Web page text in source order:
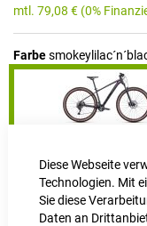
Diese Webseite
Technologien. Mit
Sie diese
Daten an
mtl. 79,08 € (0%
Farbe
RAHMENHÖHE 18
18"